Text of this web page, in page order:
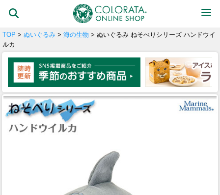
TOP > ぬいぐるみ > 海の生物 > ぬいぐるみ ねそべりシリーズ ハンドウイ
ルカ